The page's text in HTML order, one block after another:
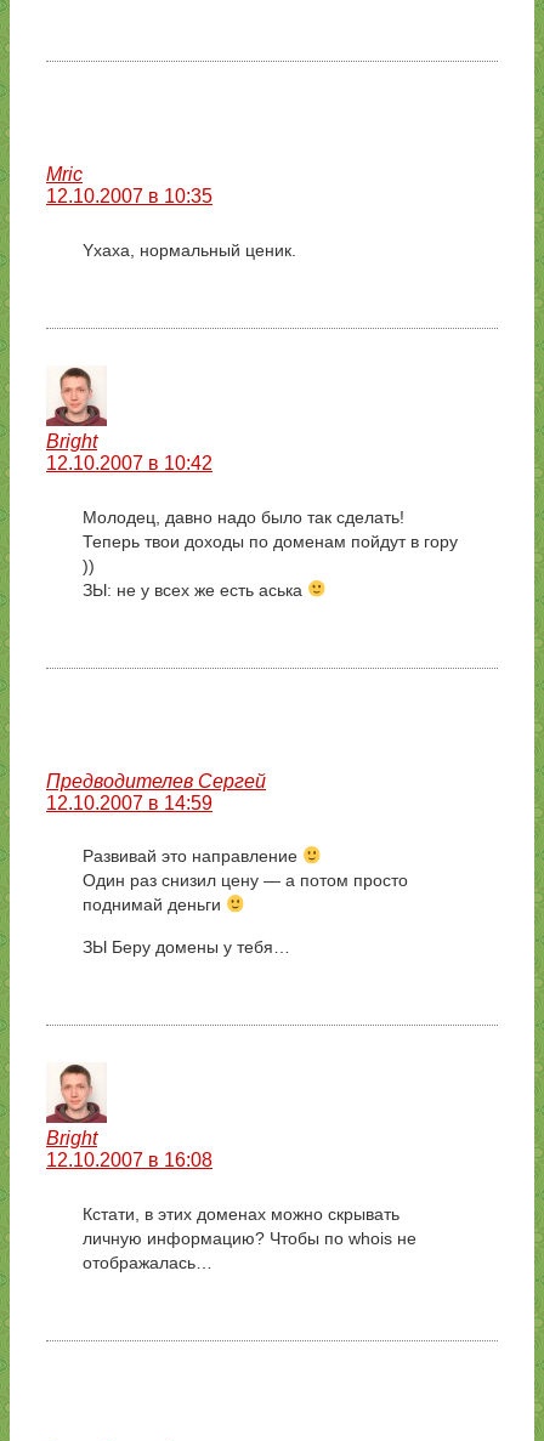
Mric
12.10.2007 в 10:35
Yxaxa, нормальный ценик.
Bright
12.10.2007 в 10:42
Молодец, давно надо было так сделать!
Теперь твои доходы по доменам пойдут в гору
))
ЗЫ: не у всех же есть аська
Предводителев Сергей
12.10.2007 в 14:59
Развивай это направление
Один раз снизил цену — а потом просто
поднимай деньги
ЗЫ Беру домены у тебя…
Bright
12.10.2007 в 16:08
Кстати, в этих доменах можно скрывать
личную информацию? Чтобы по whois не
отображалась…